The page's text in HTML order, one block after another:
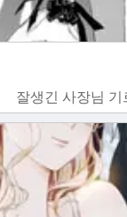
잘생긴 사장님